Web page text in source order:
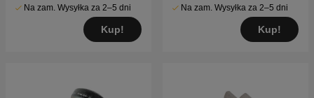
Na zam. Wysyłka za 2–5 dni
Kup!
Na zam. Wysyłka za 2–5 dni
Kup!